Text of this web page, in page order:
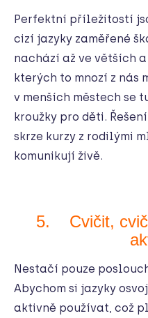
Perfektní příležitostí
cizí jazyky zaměřené
nachází až ve větších
kterých to mnozí z nás
v menších městech se
kroužky pro děti.
skrze kurzy z rodilými
komunikují živě.
5. Cvičit,
Nestačí pouze
Abychom si jazyky
aktivně používat, což